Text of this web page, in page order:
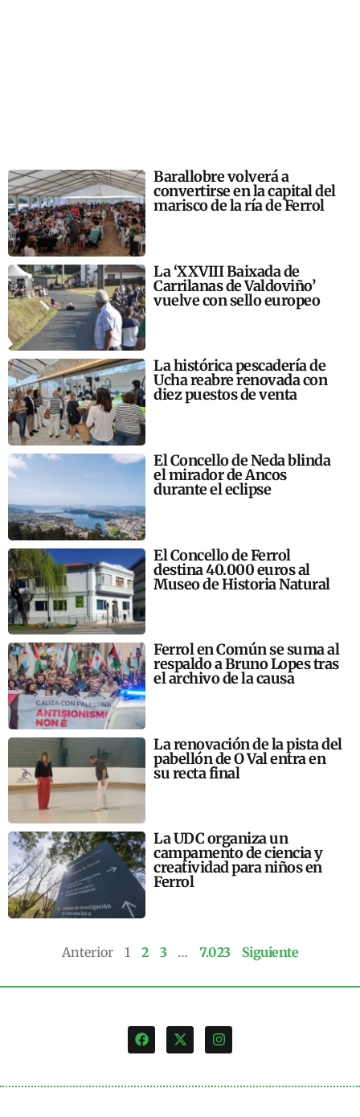
Barallobre volverá a
convertirse en la capital del
marisco de la ría de Ferrol
La ‘XXVIII Baixada de
Carrilanas de Valdoviño’
vuelve con sello europeo
La histórica pescadería de
Ucha reabre renovada con
diez puestos de venta
El Concello de Neda blinda
el mirador de Ancos
durante el eclipse
El Concello de Ferrol
destina 40.000 euros al
Museo de Historia Natural
Ferrol en Común se suma al
respaldo a Bruno Lopes tras
el archivo de la causa
La renovación de la pista del
pabellón de O Val entra en
su recta final
La UDC organiza un
campamento de ciencia y
creatividad para niños en
Ferrol
Anterior 1 2 3 … 7.023 Siguiente